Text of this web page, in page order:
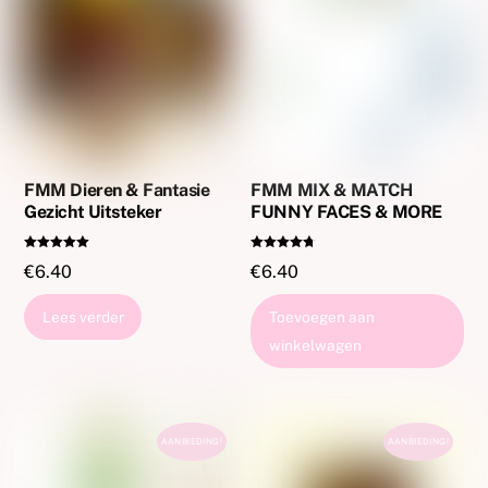
FMM Dieren & Fantasie
Gezicht Uitsteker
d
5.00
uit 5
€6.40
Lees verder
FMM MIX & MATCH
FUNNY FACES & MORE
d
4.67
uit 5
€6.40
Toevoegen aan
winkelwagen
AANBIEDING! AANBIEDING!